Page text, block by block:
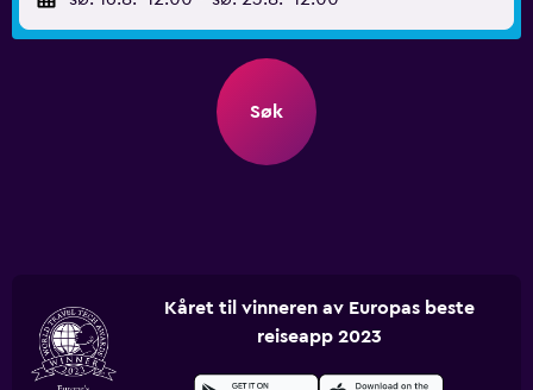
Søk
Kåret til vinneren av Europas beste
reiseapp 2023